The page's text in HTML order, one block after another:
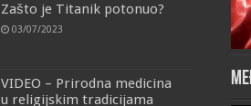
Zašto je Titanik potonuo?
03/07/2023
VIDEO – Prirodna medicina
u religijskim tradicijama